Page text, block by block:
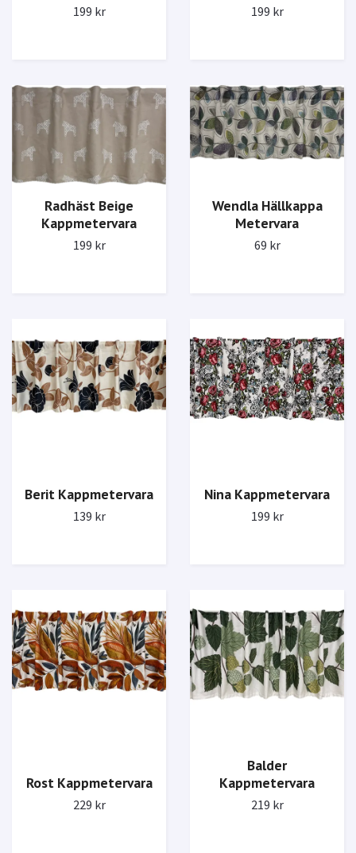
199 kr 199 kr
Radhäst Beige
Kappmetervara
199 kr
Wendla Hällkappa
Metervara
69 kr
Berit Kappmetervara
139 kr
Nina Kappmetervara
199 kr
Rost Kappmetervara
229 kr
Balder
Kappmetervara
219 kr